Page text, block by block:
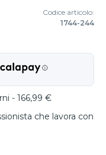
Codice articolo:
1744-244
- 166,99 €
che lavora con